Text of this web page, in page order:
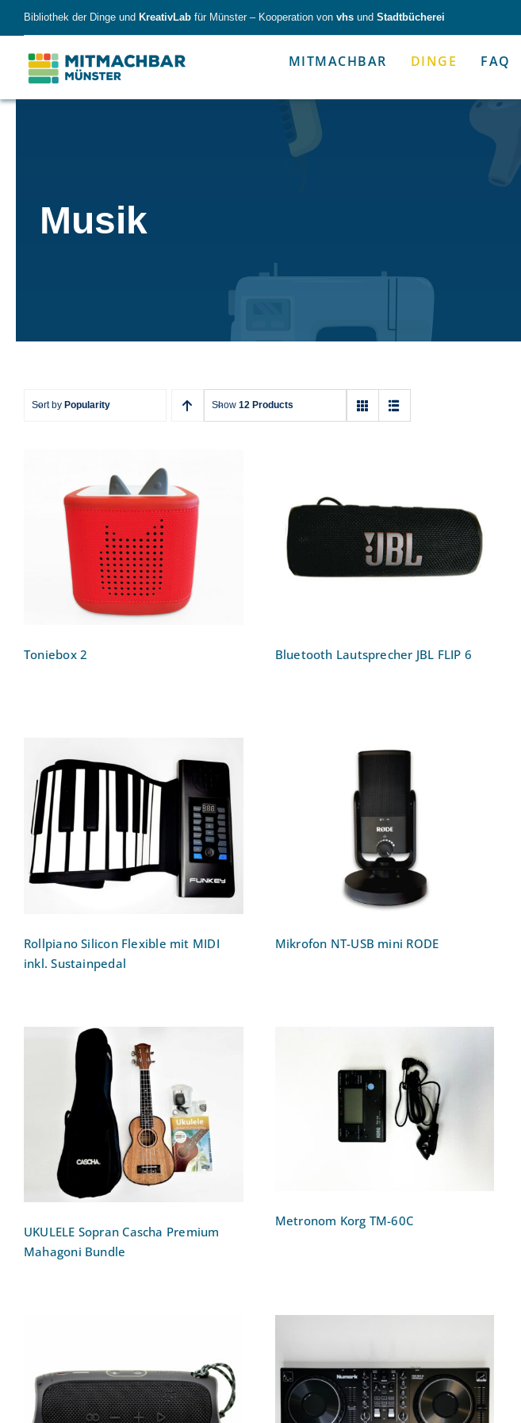
content
Bibliothek der Dinge und KreativLab für Münster – Kooperation von vhs und Stadtbücherei
MITMACHBAR DINGE
Forschen
Alles für kleine & große Entdecker.
Werkzeug & Alltagshelfer
Nimm die Dinge selbst in die Hand.
FAQ
Musik
Sort by Popularity Show 12 Products
Toniebox 2
Toniebox 2
Bluetooth Lautsprecher JBL
FLIP 6
Bluetooth Lautsprecher JBL FLIP 6
Rollpiano Silicon Flexible mit
MIDI inkl. Sustainpedal
Rollpiano Silicon Flexible mit MIDI
inkl. Sustainpedal
Mikrofon NT-USB mini
RODE
Mikrofon NT-USB mini RODE
UKULELE Sopran Cascha
Premium Mahagoni Bundle
UKULELE Sopran Cascha Premium
Mahagoni Bundle
Metronom Korg TM-60C
Metronom Korg TM-60C
Bluetooth-Lautsprecher –
Musikgenuss Zuhause und
Unterwegs: JBL Flip 5
DJ-Controller (4-Deck DJ-
Controller): Numark Mixtrack
Platinum FX